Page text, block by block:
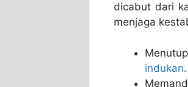
dicabut dari
menjaga
indukan.